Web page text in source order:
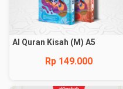
Al Quran Kisah (M) A5
Rp 149.000